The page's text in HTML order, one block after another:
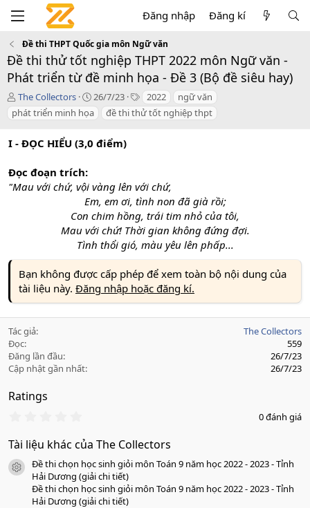
Đăng nhập Đăng kí
Đề thi THPT Quốc gia môn Ngữ văn
Đề thi thử tốt nghiệp THPT 2022 môn Ngữ văn -
Phát triển từ đề minh họa - Đề 3 (Bộ đề siêu hay)
T
á
c
i
The Collectors
C
r
e
n
a
t
e
26/7/23
T
a
g
2022
ngữ văn
phát triển minh họa
đề thi thử tốt nghiệp thpt
I - ĐỌC HIỂU (3,0 điểm)
Đọc đoạn trích:
"Mau với chứ, vội vàng lên với chứ,
Em, em ơi, tình non đã già rồi;
Con chim hồng, trái tim nhỏ của tôi,
Mau với chứ! Thời gian không đứng đợi.
Tình thổi gió, màu yêu lên phấp...
Bạn không được cấp phép để xem toàn bộ nội dung của
tài liệu này. Đăng nhập hoặc đăng kí.
Tác giả
The Collectors
Đọc
559
Đăng lần đầu
26/7/23
Cập nhật gần nhất
26/7/23
Ratings
0
0
a
o
0 đánh giá
Tài liệu khác của The Collectors
icon tài liệu
Đề thi chọn học sinh giỏi môn Toán 9 năm học 2022 - 2023 - Tỉnh
Hải Dương (giải chi tiết)
Đề thi chọn học sinh giỏi môn Toán 9 năm học 2022 - 2023 - Tỉnh
Hải Dương (giải chi tiết)